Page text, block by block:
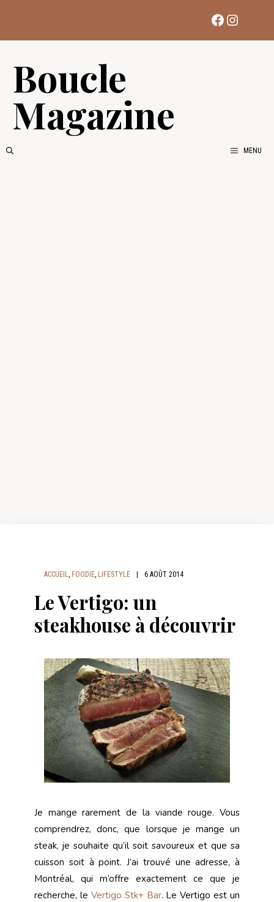
contenu
Facebook
Boucle
Magazine
MENU
ACCUEIL, FOODIE, LIFESTYLE 6 AOÛT 2014
Le Vertigo: un
steakhouse à découvrir
Je mange rarement de la viande rouge. Vous
comprendrez, donc, que lorsque je mange un
steak, je souhaite qu’il soit savoureux et que sa
cuisson soit à point. J’ai trouvé une adresse, à
Montréal, qui m’offre exactement ce que je
recherche, le Vertigo Stk+ Bar. Le Vertigo est un